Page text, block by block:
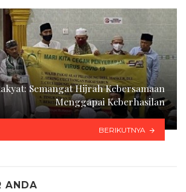
Semangat Hijrah Kebersamaan
Menggapai Keberhasilan
BERIKUTNYA
ANDA